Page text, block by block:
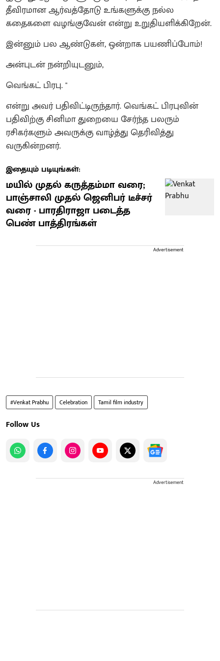
தீவிரமான ஆர்வத்தோடு உங்களுக்கு நல்ல
கதைகளை வழங்குவேன் என்று உறுதியளிக்கிறேன்.
​இன்னும் பல ஆண்டுகள், ஒன்றாக பயணிப்போம்!
​அன்புடன் நன்றியுடனும்,
வெங்கட் பிரபு. "
என்று அவர் பதிவிட்டிருந்தார். வெங்கட் பிரபுவின்
பதிவிற்கு சினிமா துறையை சேர்ந்த பலரும்
ரசிகர்களும் அவருக்கு வாழ்த்து தெரிவித்து
வருகின்றனர்.
இதையும் படியுங்கள்:
மயில் முதல் கருத்தம்மா வரை;
பாஞ்சாலி முதல் ஜெனிபர் டீச்சர்
வரை - பாரதிராஜா படைத்த
பெண் பாத்திரங்கள்
Advertisement
#Venkat Prabhu Celebration Tamil film industry
Follow Us
Advertisement